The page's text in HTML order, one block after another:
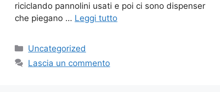
riciclando pannolini usati e poi ci sono dispenser
che piegano … Leggi tutto
Categorie
Uncategorized
Lascia un commento